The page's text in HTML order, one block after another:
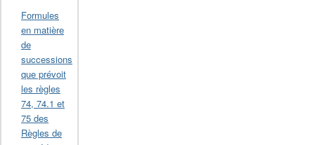
Formules
en matière
de
successions
que prévoit
les règles
74, 74.1 et
75 des
Règles de